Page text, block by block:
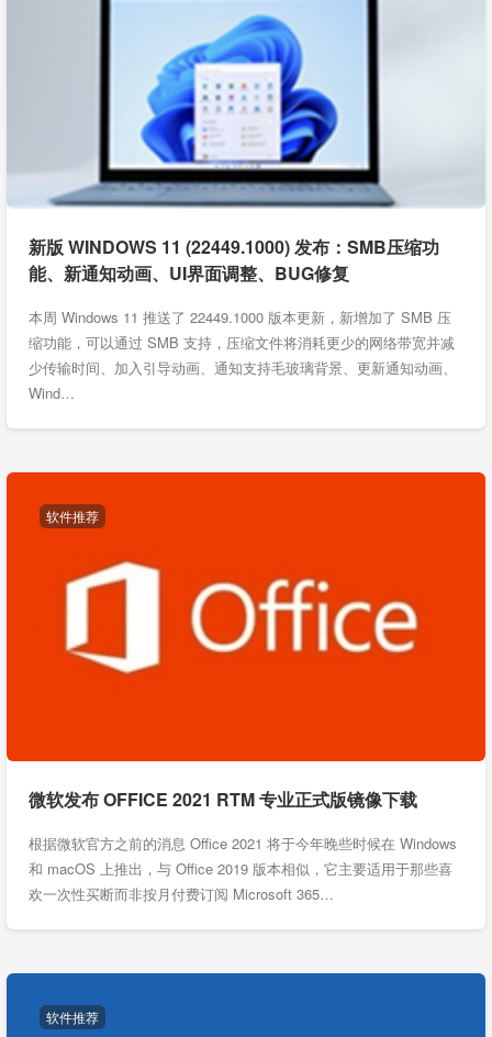
新版 WINDOWS 11 (22449.1000) 发布：SMB压缩功
能、新通知动画、UI界面调整、BUG修复
本周 Windows 11 推送了 22449.1000 版本更新，新增加了 SMB 压
缩功能，可以通过 SMB 支持，压缩文件将消耗更少的网络带宽并减
少传输时间、加入引导动画、通知支持毛玻璃背景、更新通知动画、
Wind…
软件推荐
微软发布 OFFICE 2021 RTM 专业正式版镜像下载
根据微软官方之前的消息 Office 2021 将于今年晚些时候在 Windows
和 macOS 上推出，与 Office 2019 版本相似，它主要适用于那些喜
欢一次性买断而非按月付费订阅 Microsoft 365…
软件推荐